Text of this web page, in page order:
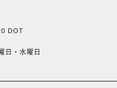
DOT
日・水曜日